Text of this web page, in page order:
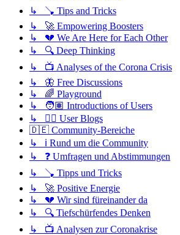
↳ 🪠 Tips and Tricks
↳ 🚀 Empowering Boosters
↳ 💔 We Are Here for Each Other
↳ 🔍 Deep Thinking
↳ 📺 Analyses of the Corona Crisis
↳ 🦋 Free Discussions
↳ 🌈 Playground
↳ 🧑🏽 Introductions of Users
↳ ✍🏽 User Blogs
🇩🇪 Community-Bereiche
↳ ℹ️ Rund um die Community
↳ ❓ Umfragen und Abstimmungen
↳ 🪠 Tipps und Tricks
↳ 🚀 Positive Energie
↳ 💔 Wir sind füreinander da
↳ 🔍 Tiefschürfendes Denken
↳ 📺 Analysen zur Coronakrise